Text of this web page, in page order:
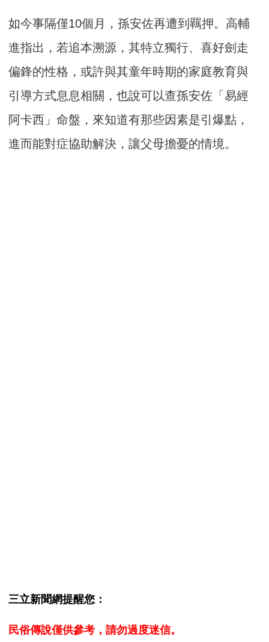
如今事隔僅10個月，孫安佐再遭到羈押。高輔
進指出，若追本溯源，其特立獨行、喜好劍走
偏鋒的性格，或許與其童年時期的家庭教育與
引導方式息息相關，也說可以查孫安佐「易經
阿卡西」命盤，來知道有那些因素是引爆點，
進而能對症協助解決，讓父母擔憂的情境。
三立新聞網提醒您：
民俗傳說僅供參考，請勿過度迷信。